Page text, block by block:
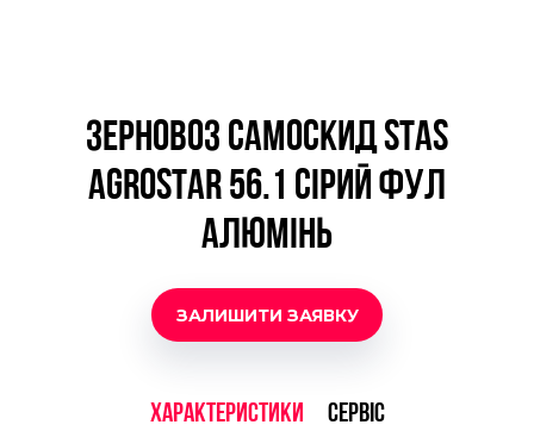
ЗЕРНОВОЗ САМОСКИД STAS
AGROSTAR 56.1 СІРИЙ ФУЛ
АЛЮМІНЬ
ЗАЛИШИТИ ЗАЯВКУ
ХАРАКТЕРИСТИКИ СЕРВІС